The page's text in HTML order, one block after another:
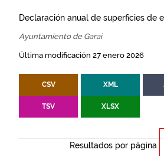
Declaración anual de superficies de
Ayuntamiento de Garai
Última modificación 27 enero 2026
CSV XML
TSV XLSX
Resultados por página